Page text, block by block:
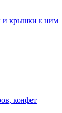
и крышки к ним
конфет